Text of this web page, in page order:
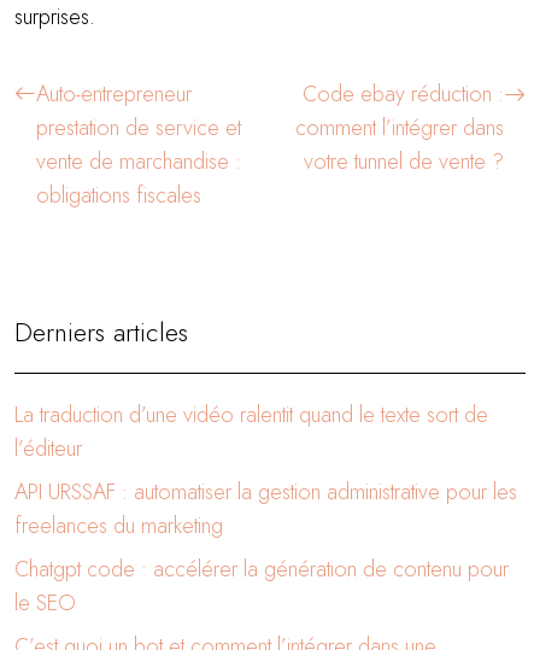
surprises.
Auto-entrepreneur
prestation de service et
vente de marchandise :
obligations fiscales
Code ebay réduction :
comment l’intégrer dans
votre tunnel de vente ?
Derniers articles
La traduction d’une vidéo ralentit quand le texte sort de
l’éditeur
API URSSAF : automatiser la gestion administrative pour les
freelances du marketing
Chatgpt code : accélérer la génération de contenu pour
le SEO